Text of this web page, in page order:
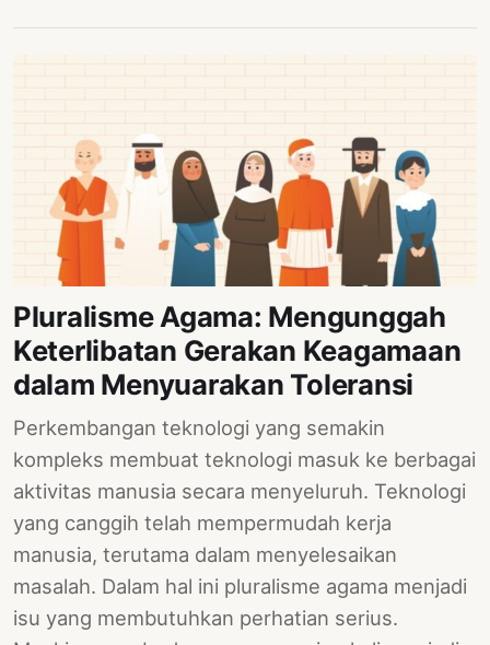
Pluralisme Agama: Mengunggah
Keterlibatan Gerakan Keagamaan
dalam Menyuarakan Toleransi
Perkembangan teknologi yang semakin
kompleks membuat teknologi masuk ke berbagai
aktivitas manusia secara menyeluruh. Teknologi
yang canggih telah mempermudah kerja
manusia, terutama dalam menyelesaikan
masalah. Dalam hal ini pluralisme agama menjadi
isu yang membutuhkan perhatian serius.